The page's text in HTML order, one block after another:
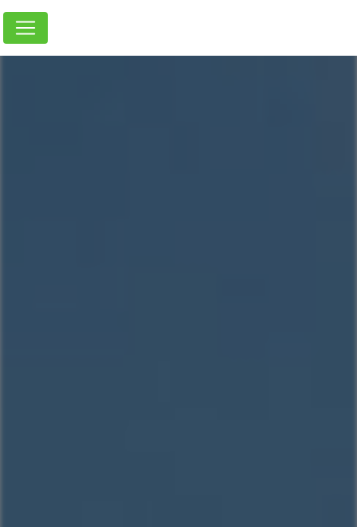
Panneau de gestion des cookies